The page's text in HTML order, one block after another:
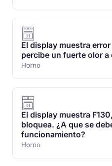
El display muestra
percibe un fuerte olor a
Horno
El display muestra
bloquea. ¿A que se
funcionamiento?
Horno